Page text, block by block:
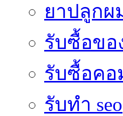
ยาปลูกผ
รับซื้อขอ
รับซื้อคอ
รับทำ seo